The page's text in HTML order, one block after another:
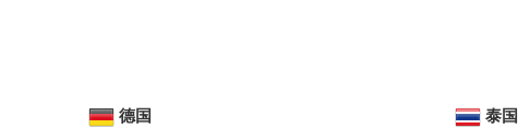
德国 泰国